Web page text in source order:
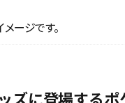
ージです。
ズに登場するポ